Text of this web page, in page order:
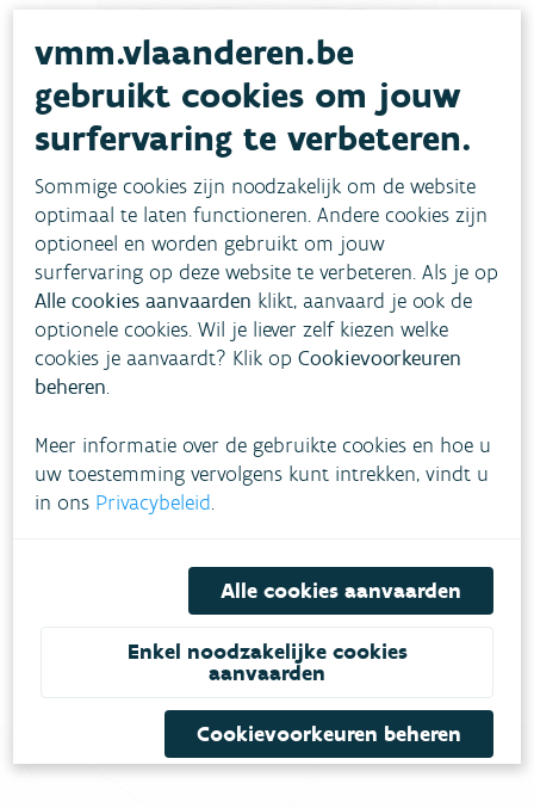
vmm.vlaanderen.be
gebruikt cookies om jouw
surfervaring te verbeteren.
Sommige cookies zijn noodzakelijk om de website
optimaal te laten functioneren. Andere cookies zijn
optioneel en worden gebruikt om jouw
surfervaring op deze website te verbeteren. Als je op
Alle cookies aanvaarden klikt, aanvaard je ook de
optionele cookies. Wil je liever zelf kiezen welke
cookies je aanvaardt? Klik opCookievoorkeuren
beheren.
Meer informatie over de gebruikte cookies en hoe u
uw toestemming vervolgens kunt intrekken, vindt u
in ons Privacybeleid.
Alle cookies aanvaarden
Enkel noodzakelijke cookies
aanvaarden
Cookievoorkeuren beheren